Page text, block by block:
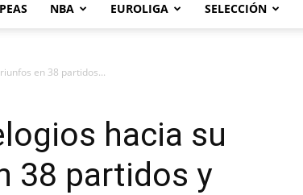
NBA EUROLIGA SELECCIÓN
en 38 partidos...
hacia su
38 partidos y